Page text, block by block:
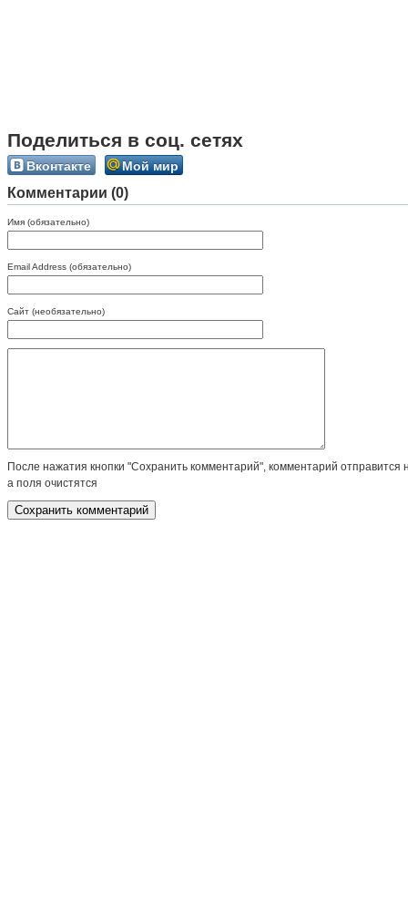
Поделиться в соц. сетях
Вконтакте Мой мир
Комментарии (0)
Имя (обязательно)
Email Address (обязательно)
Сайт (необязательно)
После нажатия кнопки "Сохранить комментарий", комментарий отправится
а поля очистятся